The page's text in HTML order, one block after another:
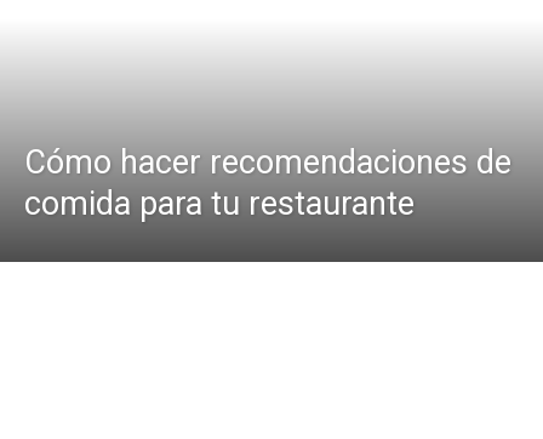
Cómo hacer recomendaciones de
comida para tu restaurante